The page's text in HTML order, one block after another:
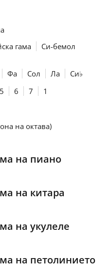
гама
Си-бемол
Фа Сол Ла Си♭
5 6 7 1
на октава)
на пиано
на китара
на укулеле
на петолинието